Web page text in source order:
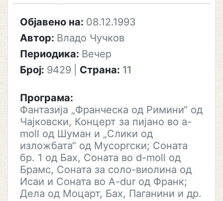
Објавено на: 08.12.1993
Автор: Владо Чучков
Периодика: Вечер
Број: 9429 Страна: 11
Програма:
Фантазија „Франческа од Римини“ од
Чајковски, Концерт за пијано во a-
moll од Шуман и „Слики од
изложбата“ од Мусоргски; Соната
бр. 1 од Бах, Соната во d-moll од
Брамс, Соната за соло-виолина од
Исаи и Соната во A-dur од Франк;
Дела од Моцарт, Бах, Паганини и др.